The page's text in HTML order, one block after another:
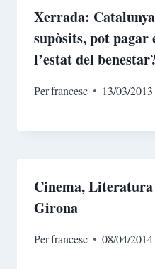
Xerrada:
supòsits, pot
l’estat del
Perfrancesc 13/03/2013
Cinema,
Girona
Perfrancesc 08/04/2014